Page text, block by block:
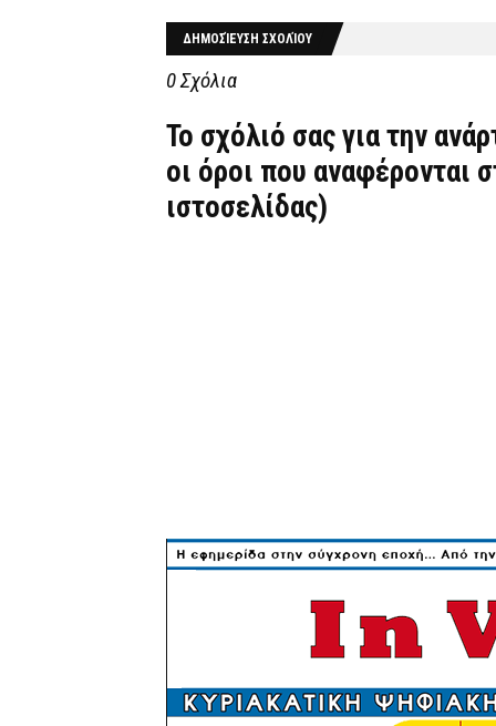
ΔΗΜΟΣΊΕΥΣΗ ΣΧΟΛΊΟΥ
0 Σχόλια
Το σχόλιό σας για την
οι όροι που αναφέρονται
ιστοσελίδας)